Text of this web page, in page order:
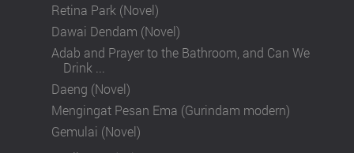
Retina Park (Novel)
Dawai Dendam (Novel)
Adab and Prayer to the Bathroom, and Can We
Drink ...
Daeng (Novel)
Mengingat Pesan Ema (Gurindam modern)
Gemulai (Novel)